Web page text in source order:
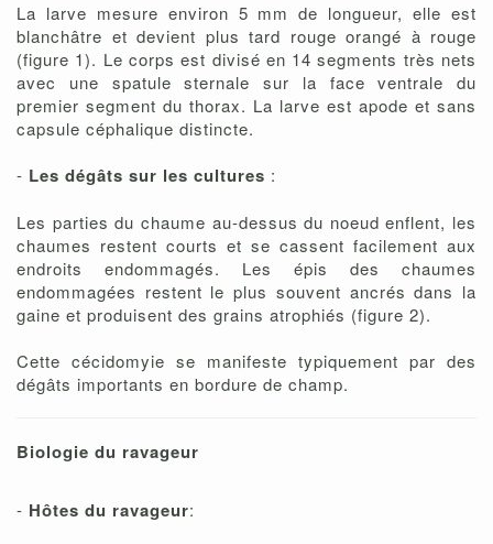
La larve mesure environ 5 mm de longueur, elle est
blanchâtre et devient plus tard rouge orangé à rouge
(figure 1). Le corps est divisé en 14 segments très nets
avec une spatule sternale sur la face ventrale du
premier segment du thorax. La larve est apode et sans
capsule céphalique distincte.
- Les dégâts sur les cultures :
Les parties du chaume au-dessus du noeud enflent, les
chaumes restent courts et se cassent facilement aux
endroits endommagés. Les épis des chaumes
endommagées restent le plus souvent ancrés dans la
gaine et produisent des grains atrophiés (figure 2).
Cette cécidomyie se manifeste typiquement par des
dégâts importants en bordure de champ.
Biologie du ravageur
- Hôtes du ravageur: